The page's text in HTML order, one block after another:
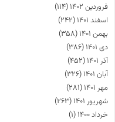
فروردین ۱۴۰۲
(۱۱۴)
اسفند ۱۴۰۱
(۲۴۲)
بهمن ۱۴۰۱
(۳۵۸)
دی ۱۴۰۱
(۳۸۶)
آذر ۱۴۰۱
(۴۵۲)
آبان ۱۴۰۱
(۳۲۶)
مهر ۱۴۰۱
(۲۸۱)
شهریور ۱۴۰۱
(۲۶۳)
خرداد ۱۴۰۰
(۱)